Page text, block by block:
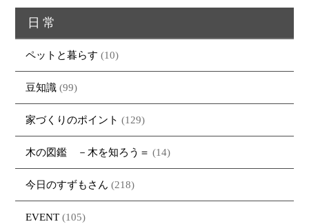
日常
ペットと暮らす (10)
豆知識 (99)
家づくりのポイント (129)
木の図鑑 －木を知ろう＝ (14)
今日のすずもさん (218)
EVENT (105)